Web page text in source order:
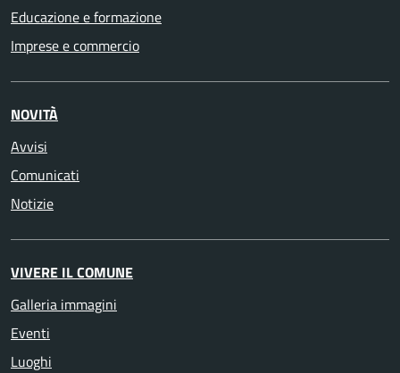
Educazione e formazione
Imprese e commercio
NOVITÀ
Avvisi
Comunicati
Notizie
VIVERE IL COMUNE
Galleria immagini
Eventi
Luoghi